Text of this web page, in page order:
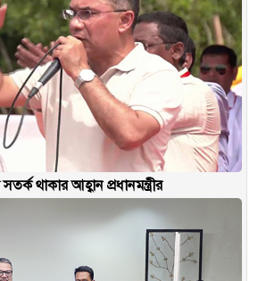
সতর্ক থাকার আহ্বান প্রধানমন্ত্রীর